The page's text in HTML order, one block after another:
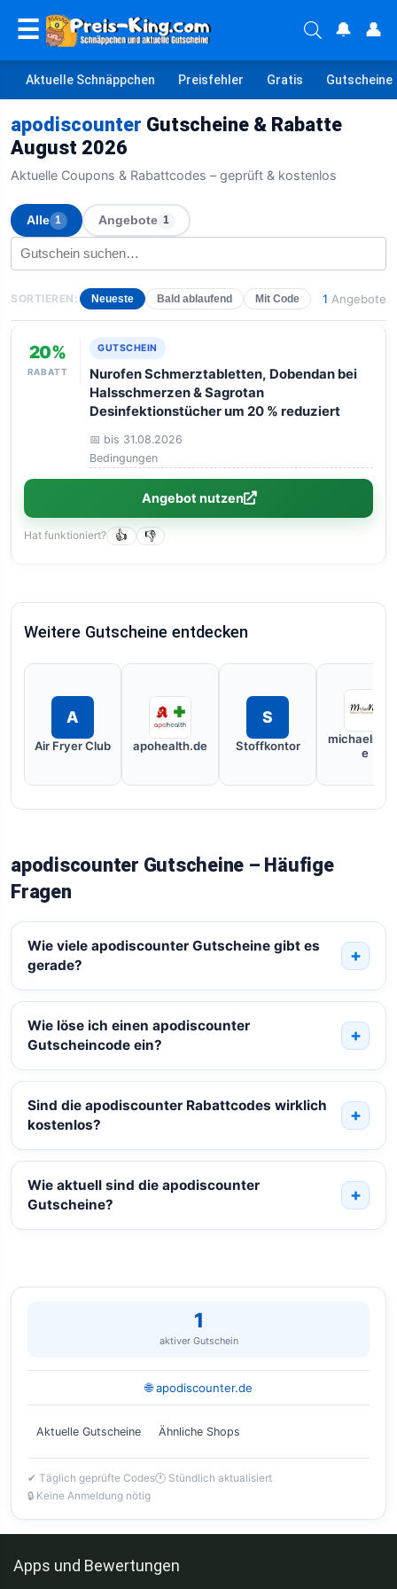
☰ 🔔 👤
Aktuelle Schnäppchen Preisfehler Gratis Gutscheine
apodiscounter Gutscheine & Rabatte
August 2026
Aktuelle Coupons & Rabattcodes – geprüft & kostenlos
Alle 1 Angebote 1
SORTIEREN: Neueste Bald ablaufend Mit Code 1 Angebote
20%
RABATT
GUTSCHEIN
Nurofen Schmerztabletten, Dobendan bei
Halsschmerzen & Sagrotan
Desinfektionstücher um 20 % reduziert
📅 bis 31.08.2026
Bedingungen
Angebot nutzen
Hat funktioniert? 👍 👎
Weitere Gutscheine entdecken
A
Air Fryer Club apohealth.de
S
Stoffkontor
e
apodiscounter Gutscheine – Häufige
Fragen
Wie viele apodiscounter Gutscheine gibt es
gerade?
Wie löse ich einen apodiscounter
Gutscheincode ein?
Sind die apodiscounter Rabattcodes wirklich
kostenlos?
Wie aktuell sind die apodiscounter
Gutscheine?
1
aktiver Gutschein
🌐 apodiscounter.de
Aktuelle Gutscheine Ähnliche Shops
✔ Täglich geprüfte Codes🕐 Stündlich aktualisiert
🔒 Keine Anmeldung nötig
Apps und Bewertungen